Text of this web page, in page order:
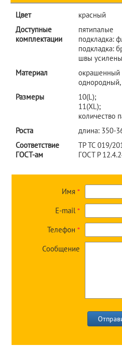
Цвет
красный
Доступные
комплектации
пятипалые
подкладка:
подкладка:
швы
Материал
окрашенный
Размеры
10(L);
11(XL);
количество
Роста
длина: 350-
Соответствие
ГОСТ-ам
ТР ТС 019/
ГОСТ Р
Имя *
E-mail*
Телефон *
Сообщение